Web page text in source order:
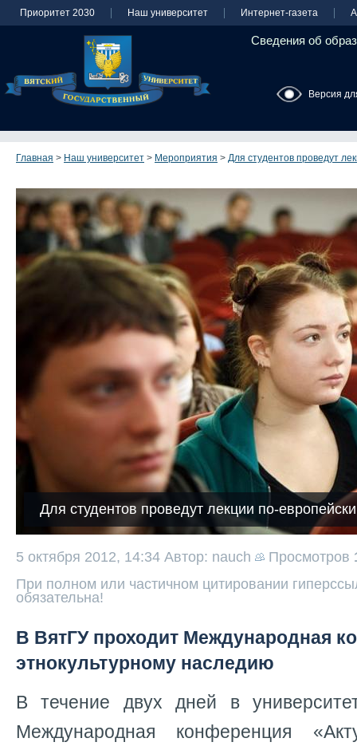
Приоритет 2030 Наш университет Интернет-газета
Сведения об
Версия
Главная > Наш университет > Мероприятия > Для студентов проведут
Для студентов проведут лекции по-европейски
5 октября 2012, 14:34 Автор: nauch Просмотров
При полном или частичном цитировании
обязательна!
В ВятГУ проходит Международная
этнокультурному наследию
В течение двух дней в
Международная конференция